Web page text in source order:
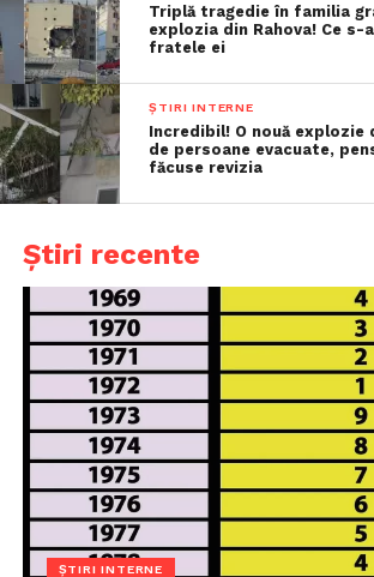
Triplă tragedie în familia
explozia din Rahova! Ce
fratele ei
ȘTIRI INTERNE
Incredibil! O nouă explozie
de persoane evacuate,
făcuse revizia
Știri recente
ȘTIRI INTERNE